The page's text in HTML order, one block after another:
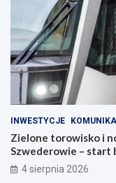
INWESTYCJE
Zielone torowisko i
Szwederowie – start
4 sierpnia 2026